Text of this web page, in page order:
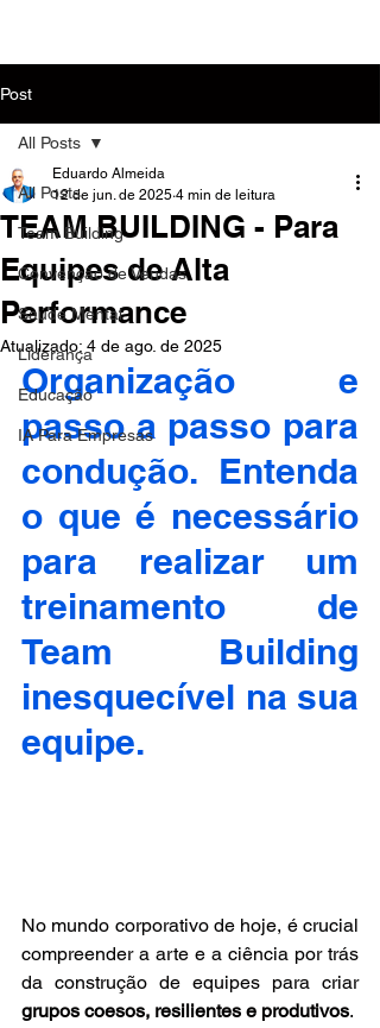
Post
All Posts
Team Building
Convenção de Vendas
Saúde Mental
Liderança
Educação
IA Para Empresas
All Posts
TEAM BUILDING - Para
Equipes de Alta
Performance
Eduardo Almeida
12 de jun. de 2025 4 min de leitura
Atualizado: 4 de ago. de 2025
Organização e
passo a passo para
condução. Entenda
o que é necessário
para realizar um
treinamento de
Team Building
inesquecível na sua
equipe.
No mundo corporativo de hoje, é crucial
compreender a arte e a ciência por trás
da construção de equipes para criar
grupos coesos, resilientes e produtivos.